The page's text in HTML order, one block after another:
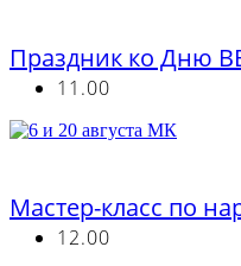
Праздник ко Дню
11.00
Мастер-класс по
12.00